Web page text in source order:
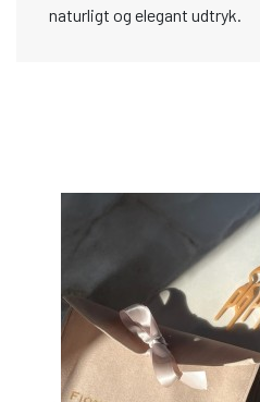
naturligt og elegant udtryk.